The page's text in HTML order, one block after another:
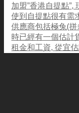
加盟”香港自提點
使到自提點很有需
供應商包括極兔(
時已經有一個估計
租金和工資, 從宜